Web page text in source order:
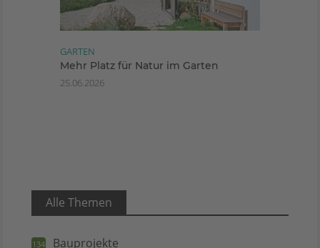
GARTEN
Mehr Platz für Natur im Garten
25.06.2026
Alle Themen
134 Bauprojekte